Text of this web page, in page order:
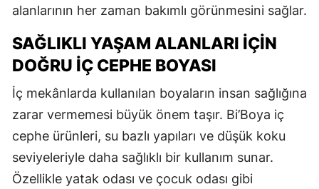
alanlarının her zaman bakımlı görünmesini sağlar.
SAĞLIKLI YAŞAM ALANLARI İÇIN
DOĞRU İÇ CEPHE BOYASI
İç mekânlarda kullanılan boyaların insan sağlığına
zarar vermemesi büyük önem taşır. Bi’Boya iç
cephe ürünleri, su bazlı yapıları ve düşük koku
seviyeleriyle daha sağlıklı bir kullanım sunar.
Özellikle yatak odası ve çocuk odası gibi